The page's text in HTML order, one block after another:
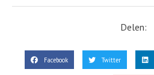
Delen:
Facebook Twitter